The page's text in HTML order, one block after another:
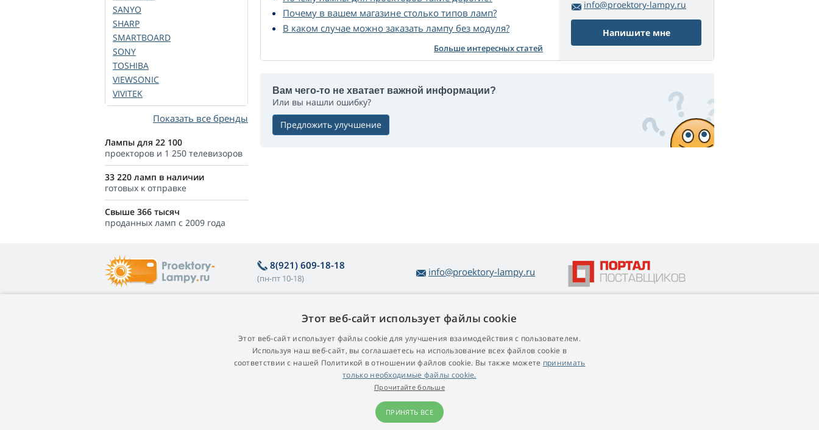
Почему в вашем магазине столько типов ламп?
В каком случае можно заказать лампу без модуля?
Больше интересных статей
info@proektory-lampy.ru
Напишите мне
Вам чего-то не хватает важной информации?
Или вы нашли ошибку?
Предложить улучшение
SANYO
SHARP
SMARTBOARD
SONY
TOSHIBA
VIEWSONIC
VIVITEK
Показать все бренды
Лампы для 22 100
проекторов и 1 250 телевизоров
33 220 ламп в наличии
готовых к отправке
Свыше 366 тысяч
проданных ламп с 2009 года
8(921) 609-18-18
(пн-пт 10-18)
info@proektory-lampy.ru
О покупке ламп
Публичная оферта
Простой возврат товара
Гарантийные условия
Проекционные лампы для
О компании
Контакт
Этот веб-сайт использует файлы cookie
Этот веб-сайт использует файлы cookie для улучшения взаимодействия с пользователем.
Используя наш веб-сайт, вы соглашаетесь на использование всех файлов cookie в
соответствии с нашей Политикой в ​​отношении файлов cookie. Вы также можете принимать
только необходимые файлы cookie.
Прочитайте больше
ПРИНЯТЬ ВСЕ